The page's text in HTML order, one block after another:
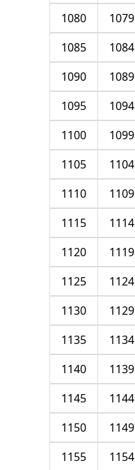
1079
1080
1084
1085
1089
1090
1094
1095
1099
1100
1104
1105
1109
1110
1114
1115
1119
1120
1124
1125
1129
1130
1134
1135
1139
1140
1144
1145
1149
1150
1154
1155